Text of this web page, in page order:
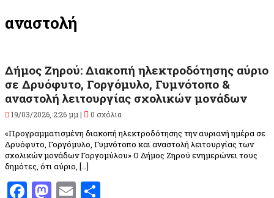
αναστολή
Δήμος Ζηρού: Διακοπή ηλεκτροδότησης αύριο
σε Δρυόφυτο, Γοργόμυλο, Γυμνότοπο &
αναστολή λειτουργίας σχολικών μονάδων
19/03/2026, 2:26 μμ | 0 σχόλια
«Προγραμματισμένη διακοπή ηλεκτροδότησης την αυριανή ημέρα σε
Δρυόφυτο, Γοργόμυλο, Γυμνότοπο και αναστολή λειτουργίας των
σχολικών μονάδων Γοργομύλου» Ο Δήμος Ζηρού ενημερώνει τους
δημότες, ότι αύριο, […]
Facebook
Mastodon
Email